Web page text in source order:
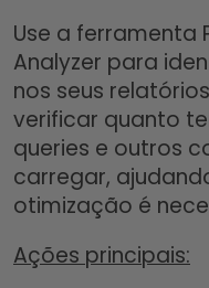
Use a ferramenta
Analyzer para
nos seus
verificar quanto
queries e outros
carregar,
otimização é
Ações principais: